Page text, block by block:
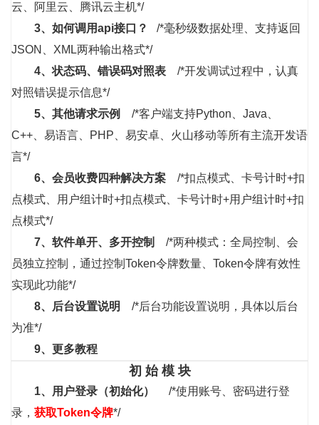
云、阿里云、腾讯云主机*/
3、 如何调用api接口？
/*毫秒级数据处理、支持返回
JSON、XML两种输出格式*/
4、状态码、错误码对照表
/*开发调试过程中，认真
对照错误提示信息*/
5、 其他请求示例
/*客户端支持Python、Java、
C++、易语言、PHP、易安卓、火山移动等所有主流开发语
言*/
6、 会员收费四种解决方案
/*扣点模式、卡号计时+扣
点模式、用户组计时+扣点模式、卡号计时+用户组计时+扣
点模式*/
7、 软件单开、多开控制
/*两种模式：全局控制、会
员独立控制，通过控制Token令牌数量、Token令牌有效性
实现此功能*/
8、
后台设置说明
/*后台功能设置说明，具体以后台
为准*/
9、 更多教程
初 始 模 块
1、 用户登录（初始化）
/*使用账号、密码进行登
录， 获取Token令牌*/